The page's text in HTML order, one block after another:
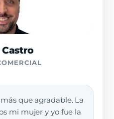
que agradable. La
mi mujer y yo fue la